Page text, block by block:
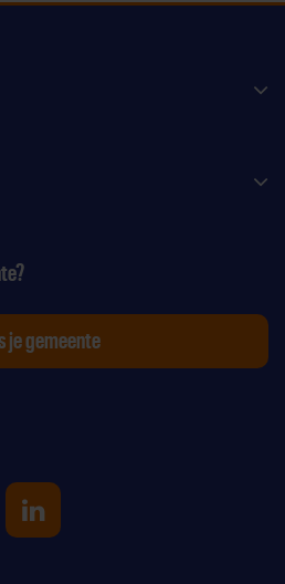
Facebook
op Instagram
Sporten op Youtube
Uniek Sporten op
je gemeente